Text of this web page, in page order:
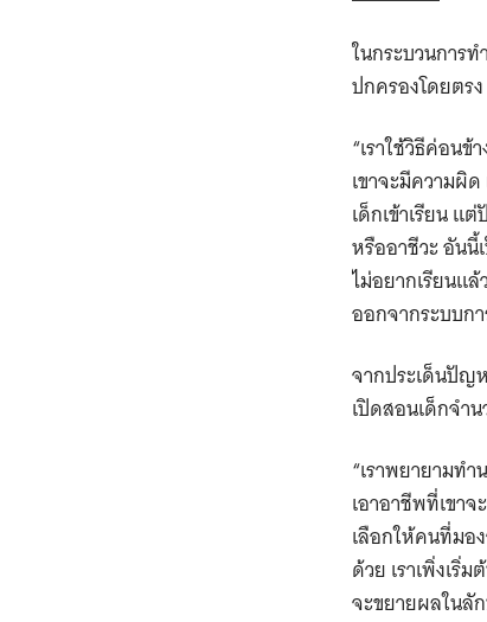
ในกระบวนการ
ปกครองโดยตรง
“เราใช้วิธีค่อนข้
เขาจะมีความผิ
เด็กเข้าเรียน
หรืออาชีวะ อันนี้
ไม่อยากเรียนแ
ออกจากระบบก
จากประเด็นปัญ
เปิดสอนเด็กจำ
“เราพยายามท
เอาอาชีพที่เขา
เลือกให้คนที่มอ
ด้วย เราเพิ่งเริ่
จะขยายผลในลั